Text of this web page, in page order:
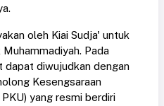
oleh Kiai Sudja' untuk
Pada
diwujudkan dengan
Kesengsaraan
yang resmi berdiri